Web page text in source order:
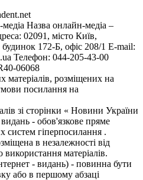
Назва онлайн-медіа –
02091, місто Київ,
172-Б, офіс 208/1 E-mail:
Телефон: 044-205-43-00
06068
матеріалів, розміщених на
посилання на
зі сторінки « Новини України
видань - обов'язкове пряме
систем гіперпосилання .
в незалежності від
матеріалів.
- видань) - повинна бути
або в першому абзаці